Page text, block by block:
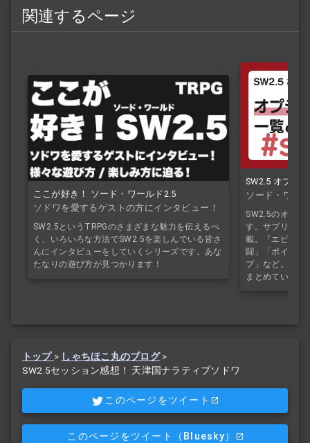
関連するページ
ここが好き！ ソード・ワールド2.5
ソドワを愛するゲストの方にインタビュー！
SW2.5というTRPGのさまざまな魅力を伝えるべ
く、いろいろな方法でSW2.5を楽しんでいる皆さ
んにインタビューをしていくシリーズです。あな
たなりの遊び方が見つかります！
SW2.5 オプシ
ソード・ワー
SW2.5のオプシ
す。サプリで追
載。『エピック
闘」「ポイント
プ」など。
まとめています
トップ > しゃちほこ丸のブログ>
SW2.5セッション感想！ 天津国ナラティブソドワ
このページをツイート
このページをツイート （Bluesky）